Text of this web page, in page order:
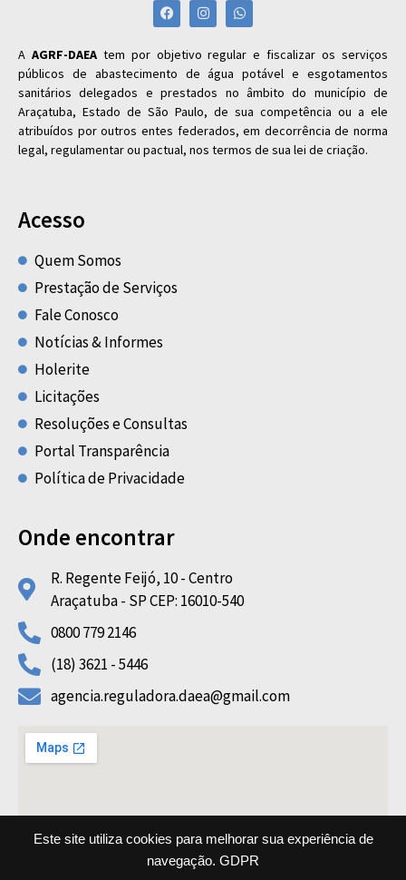
Este site utiliza cookies para melhorar sua experiência de
navegação. GDPR
A AGRF-DAEAtem por objetivo regular e fiscalizar os serviços
públicos de abastecimento de água potável e esgotamentos
sanitários delegados e prestados no âmbito do município de
Araçatuba, Estado de São Paulo, de sua competência ou a ele
atribuídos por outros entes federados, em decorrência de norma
legal, regulamentar ou pactual, nos termos de sua lei de criação.
Acesso
Quem Somos
Prestação de Serviços
Fale Conosco
Notícias & Informes
Holerite
Licitações
Resoluções e Consultas
Portal Transparência
Política de Privacidade
Onde encontrar
R. Regente Feijó, 10 - Centro
Araçatuba - SP CEP: 16010-540
0800 779 2146
(18) 3621 - 5446
agencia.reguladora.daea@gmail.com